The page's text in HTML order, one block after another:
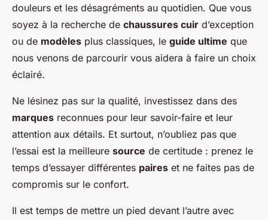
douleurs et les désagréments au quotidien. Que vous
soyez à la recherche de chaussures cuir d’exception
ou de modèles plus classiques, le guide ultime que
nous venons de parcourir vous aidera à faire un choix
éclairé.
Ne lésinez pas sur la qualité, investissez dans des
marques reconnues pour leur savoir-faire et leur
attention aux détails. Et surtout, n’oubliez pas que
l’essai est la meilleure source de certitude : prenez le
temps d’essayer différentes paires et ne faites pas de
compromis sur le confort.
Il est temps de mettre un pied devant l’autre avec